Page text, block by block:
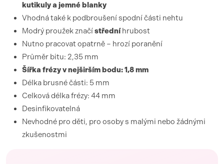
kutikuly a jemné blanky
Vhodná také k podbroušení spodní části nehtu
Modrý proužek značístředníhrubost
Nutno pracovat opatrně – hrozí poranění
Průměr bitu: 2,35 mm
Šířka frézy v nejširším bodu: 1,8 mm
Délka brusné části: 5 mm
Celková délka frézy: 44 mm
Desinfikovatelná
Nevhodné pro děti, pro osoby s malými nebo žádnými
zkušenostmi